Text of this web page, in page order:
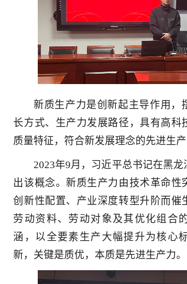
新质生产力是创新起主导作用，
长方式、生产力发展路径，具有高科
质量特征，符合新发展理念的先进生产
2023年9月，习近平总书记在黑
出该概念。新质生产力由技术革命性
创新性配置、产业深度转型升阶而催
劳动资料、劳动对象及其优化组合
涵，以全要素生产大幅提升为核心
新，关键是质优，本质是先进生产力。